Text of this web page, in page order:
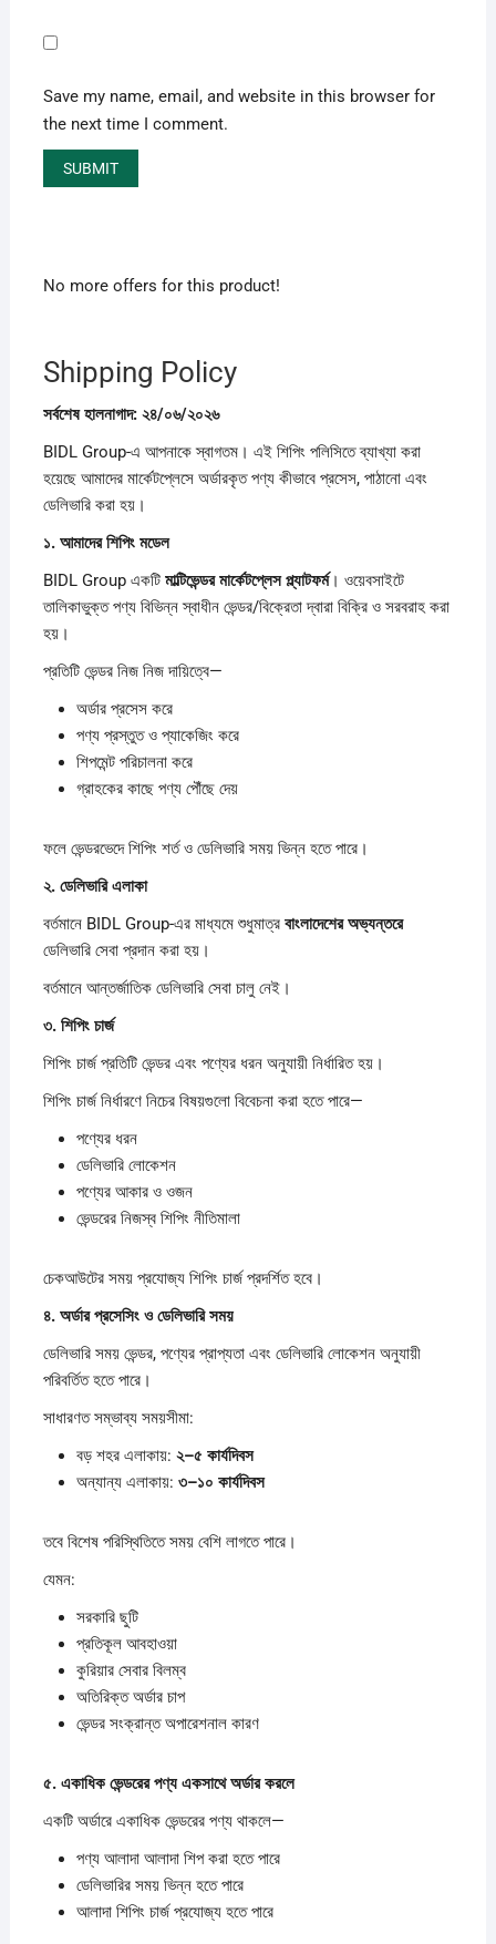
Save my name, email, and website in this browser for
the next time I comment.
No more offers for this product!
Shipping Policy
সর্বশেষহালনাগাদ: ২৪/০৬/২০২৬
BIDL Group-এ আপনাকে স্বাগতম। এই শিপিং পলিসিতে ব্যাখ্যা করা
হয়েছে আমাদের মার্কেটপ্লেসে অর্ডারকৃত পণ্য কীভাবে প্রসেস, পাঠানো এবং
ডেলিভারি করা হয়।
১. আমাদেরশিপিং মডেল
BIDL Group একটি মাল্টিভেন্ডরমার্কেটপ্লেসপ্ল্যাটফর্ম। ওয়েবসাইটে
তালিকাভুক্ত পণ্য বিভিন্ন স্বাধীন ভেন্ডর/বিক্রেতা দ্বারা বিক্রি ও সরবরাহ করা
হয়।
প্রতিটি ভেন্ডর নিজ নিজ দায়িত্বে—
অর্ডার প্রসেস করে
পণ্য প্রস্তুত ও প্যাকেজিং করে
শিপমেন্ট পরিচালনা করে
গ্রাহকের কাছে পণ্য পৌঁছে দেয়
ফলে ভেন্ডরভেদে শিপিং শর্ত ও ডেলিভারি সময় ভিন্ন হতে পারে।
২. ডেলিভারিএলাকা
বর্তমানে BIDL Group-এর মাধ্যমে শুধুমাত্র বাংলাদেশেরঅভ্যন্তরে
ডেলিভারি সেবা প্রদান করা হয়।
বর্তমানে আন্তর্জাতিক ডেলিভারি সেবা চালু নেই।
৩. শিপিং চার্জ
শিপিং চার্জ প্রতিটি ভেন্ডর এবং পণ্যের ধরন অনুযায়ী নির্ধারিত হয়।
শিপিং চার্জ নির্ধারণে নিচের বিষয়গুলো বিবেচনা করা হতে পারে—
পণ্যের ধরন
ডেলিভারি লোকেশন
পণ্যের আকার ও ওজন
ভেন্ডরের নিজস্ব শিপিং নীতিমালা
চেকআউটের সময় প্রযোজ্য শিপিং চার্জ প্রদর্শিত হবে।
৪. অর্ডারপ্রসেসিং ওডেলিভারিসময়
ডেলিভারি সময় ভেন্ডর, পণ্যের প্রাপ্যতা এবং ডেলিভারি লোকেশন অনুযায়ী
পরিবর্তিত হতে পারে।
সাধারণত সম্ভাব্য সময়সীমা:
বড় শহর এলাকায়: ২–৫ কার্যদিবস
অন্যান্য এলাকায়: ৩–১০ কার্যদিবস
তবে বিশেষ পরিস্থিতিতে সময় বেশি লাগতে পারে।
যেমন:
সরকারি ছুটি
প্রতিকূল আবহাওয়া
কুরিয়ার সেবার বিলম্ব
অতিরিক্ত অর্ডার চাপ
ভেন্ডর সংক্রান্ত অপারেশনাল কারণ
৫. একাধিকভেন্ডরেরপণ্যএকসাথেঅর্ডারকরলে
একটি অর্ডারে একাধিক ভেন্ডরের পণ্য থাকলে—
পণ্য আলাদা আলাদা শিপ করা হতে পারে
ডেলিভারির সময় ভিন্ন হতে পারে
আলাদা শিপিং চার্জ প্রযোজ্য হতে পারে